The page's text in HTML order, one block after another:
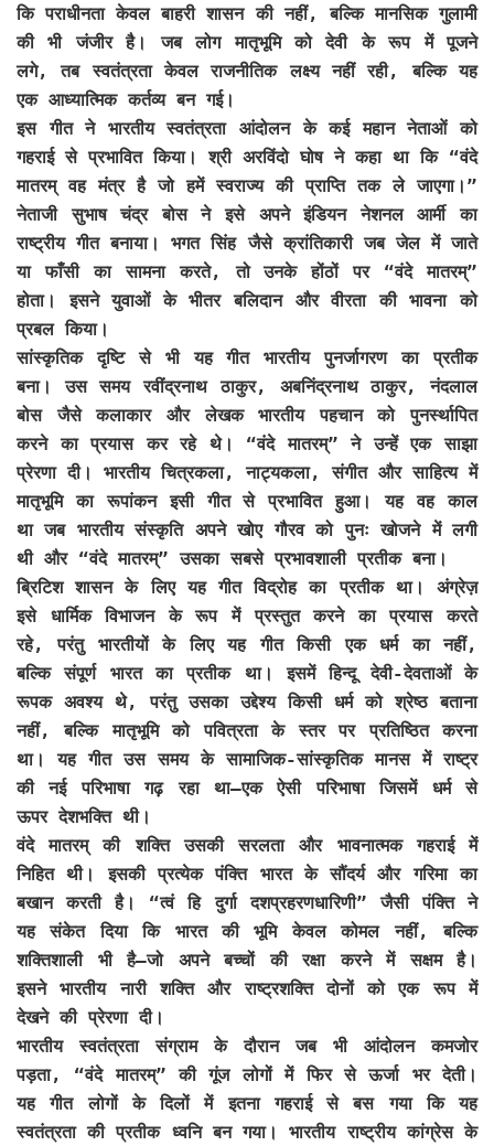
कि पराधीनता केवल बाहरी शासन की नहीं, बल्कि मानसिक गुलामी
की भी जंजीर है। जब लोग मातृभूमि को देवी के रूप में पूजने
लगे, तब स्वतंत्रता केवल राजनीतिक लक्ष्य नहीं रही, बल्कि यह
एक आध्यात्मिक कर्तव्य बन गई।
इस गीत ने भारतीय स्वतंत्रता आंदोलन के कई महान नेताओं को
गहराई से प्रभावित किया। श्री अरविंदो घोष ने कहा था कि “वंदे
मातरम् वह मंत्र है जो हमें स्वराज्य की प्राप्ति तक ले जाएगा।”
नेताजी सुभाष चंद्र बोस ने इसे अपने इंडियन नेशनल आर्मी का
राष्ट्रीय गीत बनाया। भगत सिंह जैसे क्रांतिकारी जब जेल में जाते
या फाँसी का सामना करते, तो उनके होंठों पर “वंदे मातरम्”
होता। इसने युवाओं के भीतर बलिदान और वीरता की भावना को
प्रबल किया।
सांस्कृतिक दृष्टि से भी यह गीत भारतीय पुनर्जागरण का प्रतीक
बना। उस समय रवींद्रनाथ ठाकुर, अबनिंद्रनाथ ठाकुर, नंदलाल
बोस जैसे कलाकार और लेखक भारतीय पहचान को पुनर्स्थापित
करने का प्रयास कर रहे थे। “वंदे मातरम्” ने उन्हें एक साझा
प्रेरणा दी। भारतीय चित्रकला, नाट्यकला, संगीत और साहित्य में
मातृभूमि का रूपांकन इसी गीत से प्रभावित हुआ। यह वह काल
था जब भारतीय संस्कृति अपने खोए गौरव को पुनः खोजने में लगी
थी और “वंदे मातरम्” उसका सबसे प्रभावशाली प्रतीक बना।
ब्रिटिश शासन के लिए यह गीत विद्रोह का प्रतीक था। अंग्रेज़
इसे धार्मिक विभाजन के रूप में प्रस्तुत करने का प्रयास करते
रहे, परंतु भारतीयों के लिए यह गीत किसी एक धर्म का नहीं,
बल्कि संपूर्ण भारत का प्रतीक था। इसमें हिन्दू देवी-देवताओं के
रूपक अवश्य थे, परंतु उसका उद्देश्य किसी धर्म को श्रेष्ठ बताना
नहीं, बल्कि मातृभूमि को पवित्रता के स्तर पर प्रतिष्ठित करना
था। यह गीत उस समय के सामाजिक-सांस्कृतिक मानस में राष्ट्र
की नई परिभाषा गढ़ रहा था—एक ऐसी परिभाषा जिसमें धर्म से
ऊपर देशभक्ति थी।
वंदे मातरम् की शक्ति उसकी सरलता और भावनात्मक गहराई में
निहित थी। इसकी प्रत्येक पंक्ति भारत के सौंदर्य और गरिमा का
बखान करती है। “त्वं हि दुर्गा दशप्रहरणधारिणी” जैसी पंक्ति ने
यह संकेत दिया कि भारत की भूमि केवल कोमल नहीं, बल्कि
शक्तिशाली भी है—जो अपने बच्चों की रक्षा करने में सक्षम है।
इसने भारतीय नारी शक्ति और राष्ट्रशक्ति दोनों को एक रूप में
देखने की प्रेरणा दी।
भारतीय स्वतंत्रता संग्राम के दौरान जब भी आंदोलन कमजोर
पड़ता, “वंदे मातरम्” की गूंज लोगों में फिर से ऊर्जा भर देती।
यह गीत लोगों के दिलों में इतना गहराई से बस गया कि यह
स्वतंत्रता की प्रतीक ध्वनि बन गया। भारतीय राष्ट्रीय कांग्रेस के